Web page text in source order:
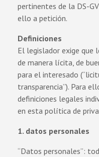
pertinentes de la DS-
ello a petición.
Definiciones
El legislador exige que
de manera lícita, de
para el interesado
transparencia”). Para
definiciones legales
en esta política de
1. datos personales
“Datos personales”: